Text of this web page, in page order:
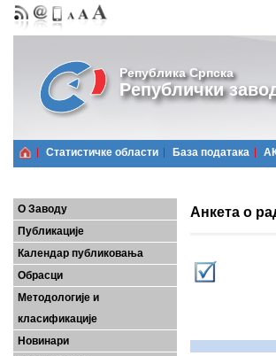
Република Српска
Републички
Статистичке области Базa података
О Заводу
Публикације
Календар публиковања
Обрасци
Методологије и
класификације
Новинари
Анкета о